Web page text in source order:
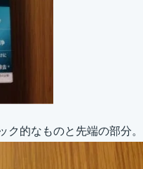
的なものと先端の部分。